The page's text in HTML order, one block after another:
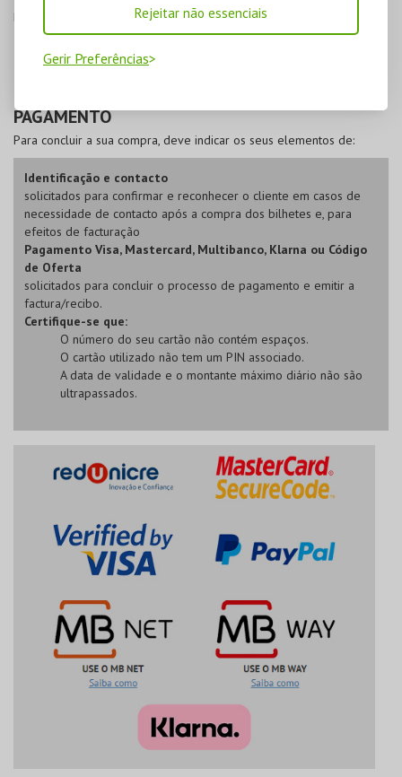
Rejeitar não essenciais
Gerir Preferências
Pressione
para avançar para o próximo passo.
PAGAMENTO
Para concluir a sua compra, deve indicar os seus elementos de:
Identificação e contacto
solicitados para confirmar e reconhecer o cliente em casos de
necessidade de contacto após a compra dos bilhetes e, para
efeitos de facturação
Pagamento Visa, Mastercard, Multibanco, Klarna ou Código
de Oferta
solicitados para concluir o processo de pagamento e emitir a
factura/recibo.
Certifique-se que:
O número do seu cartão não contém espaços.
O cartão utilizado não tem um PIN associado.
A data de validade e o montante máximo diário não são
ultrapassados.